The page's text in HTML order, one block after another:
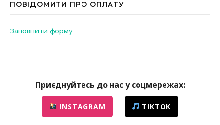
ПОВІДОМИТИ ПРО ОПЛАТУ
Заповнити форму
Приєднуйтесь до нас у соцмережах:
INSTAGRAM TIKTOK